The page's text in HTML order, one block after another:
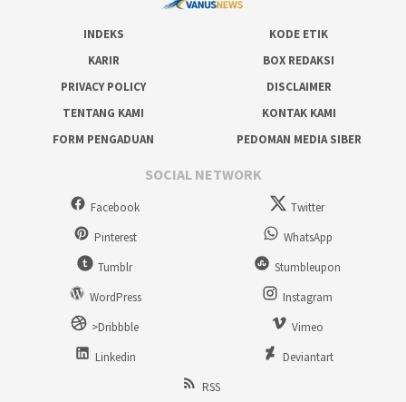
INDEKS
KODE ETIK
KARIR
BOX REDAKSI
PRIVACY POLICY
DISCLAIMER
TENTANG KAMI
KONTAK KAMI
FORM PENGADUAN
PEDOMAN MEDIA SIBER
SOCIAL NETWORK
Facebook
Twitter
Pinterest
WhatsApp
Tumblr
Stumbleupon
WordPress
Instagram
>Dribbble
Vimeo
Linkedin
Deviantart
RSS